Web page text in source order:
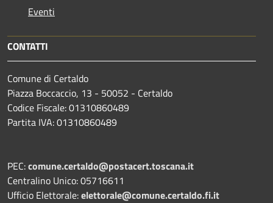
Eventi
CONTATTI
Comune di Certaldo
Piazza Boccaccio, 13 - 50052 - Certaldo
Codice Fiscale: 01310860489
Partita IVA: 01310860489
PEC:comune.certaldo@postacert.toscana.it
Centralino Unico: 05716611
Ufficio Elettorale:elettorale@comune.certaldo.fi.it